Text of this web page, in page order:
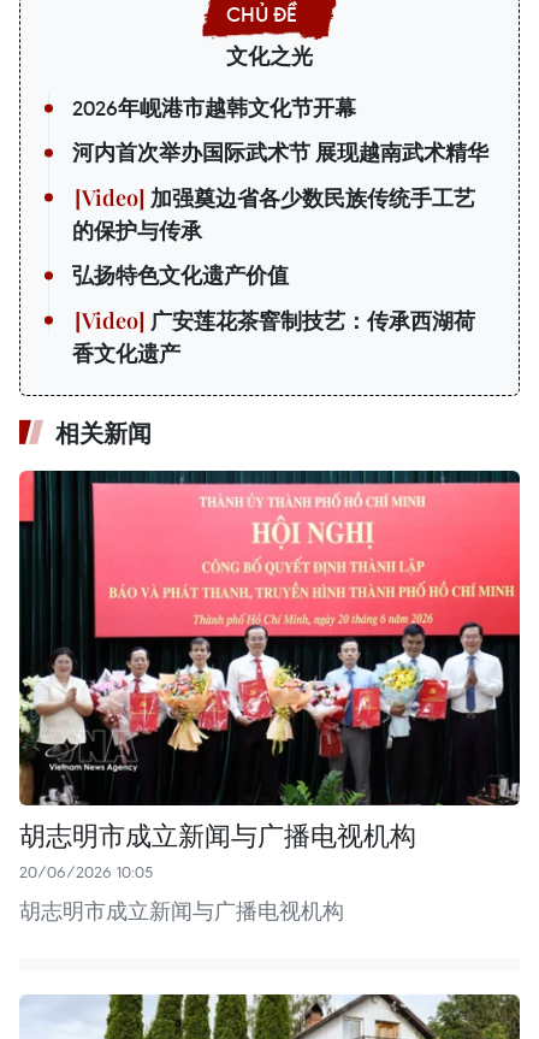
文化之光
2026年岘港市越韩文化节开幕
河内首次举办国际武术节 展现越南武术精华
加强奠边省各少数民族传统手工艺
的保护与传承
弘扬特色文化遗产价值
广安莲花茶窨制技艺：传承西湖荷
香文化遗产
相关新闻
胡志明市成立新闻与广播电视机构
20/06/2026 10:05
胡志明市成立新闻与广播电视机构